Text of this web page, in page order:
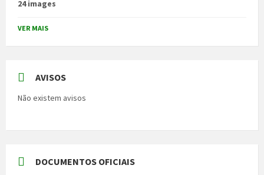
24 images
VER MAIS
AVISOS
Não existem avisos
DOCUMENTOS OFICIAIS